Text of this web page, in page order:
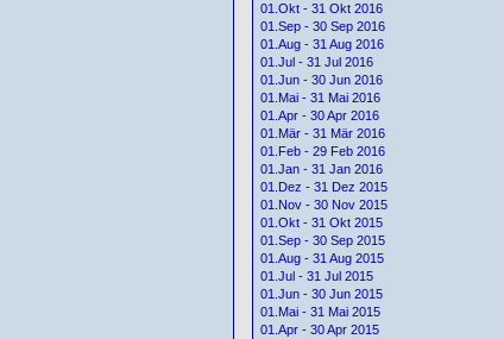
01.Okt - 31 Okt 2016
01.Sep - 30 Sep 2016
01.Aug - 31 Aug 2016
01.Jul - 31 Jul 2016
01.Jun - 30 Jun 2016
01.Mai - 31 Mai 2016
01.Apr - 30 Apr 2016
01.Mär - 31 Mär 2016
01.Feb - 29 Feb 2016
01.Jan - 31 Jan 2016
01.Dez - 31 Dez 2015
01.Nov - 30 Nov 2015
01.Okt - 31 Okt 2015
01.Sep - 30 Sep 2015
01.Aug - 31 Aug 2015
01.Jul - 31 Jul 2015
01.Jun - 30 Jun 2015
01.Mai - 31 Mai 2015
01.Apr - 30 Apr 2015